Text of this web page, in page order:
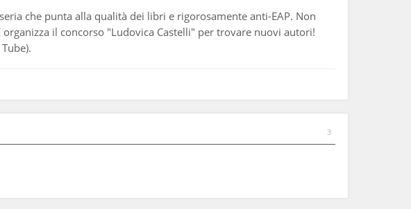
che punta alla qualità dei libri e rigorosamente anti-EAP. Non
il concorso "Ludovica Castelli" per trovare nuovi autori!
3